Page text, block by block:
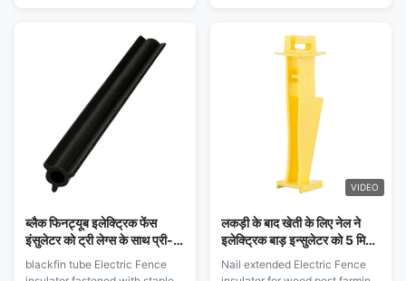
free running 3. Impact resistant
plastic and Galvanized steel
Product Specifications Item ...
Color, package, the material
can be customized Fastened
with staples(staples not
ब्लैक फिनट्यूब इलेक्ट्रिक फेंस
इंसुलेटर को ट्री लेग्स के साथ प्री-
कट सर्विस व्यास 13.5 मिमी के
उपलब्ध स्टेपल के साथ बांधा गया
blackfin tube Electric Fence
VIDEO
लकड़ी के बाद खेती के लिए नेल ने
इलेक्ट्रिक बाड़ इन्सुलेटर को 5 मिमी
तार तक चलने वाले खेत की बाड़ तक
बढ़ाया
Nail extended Electric Fence